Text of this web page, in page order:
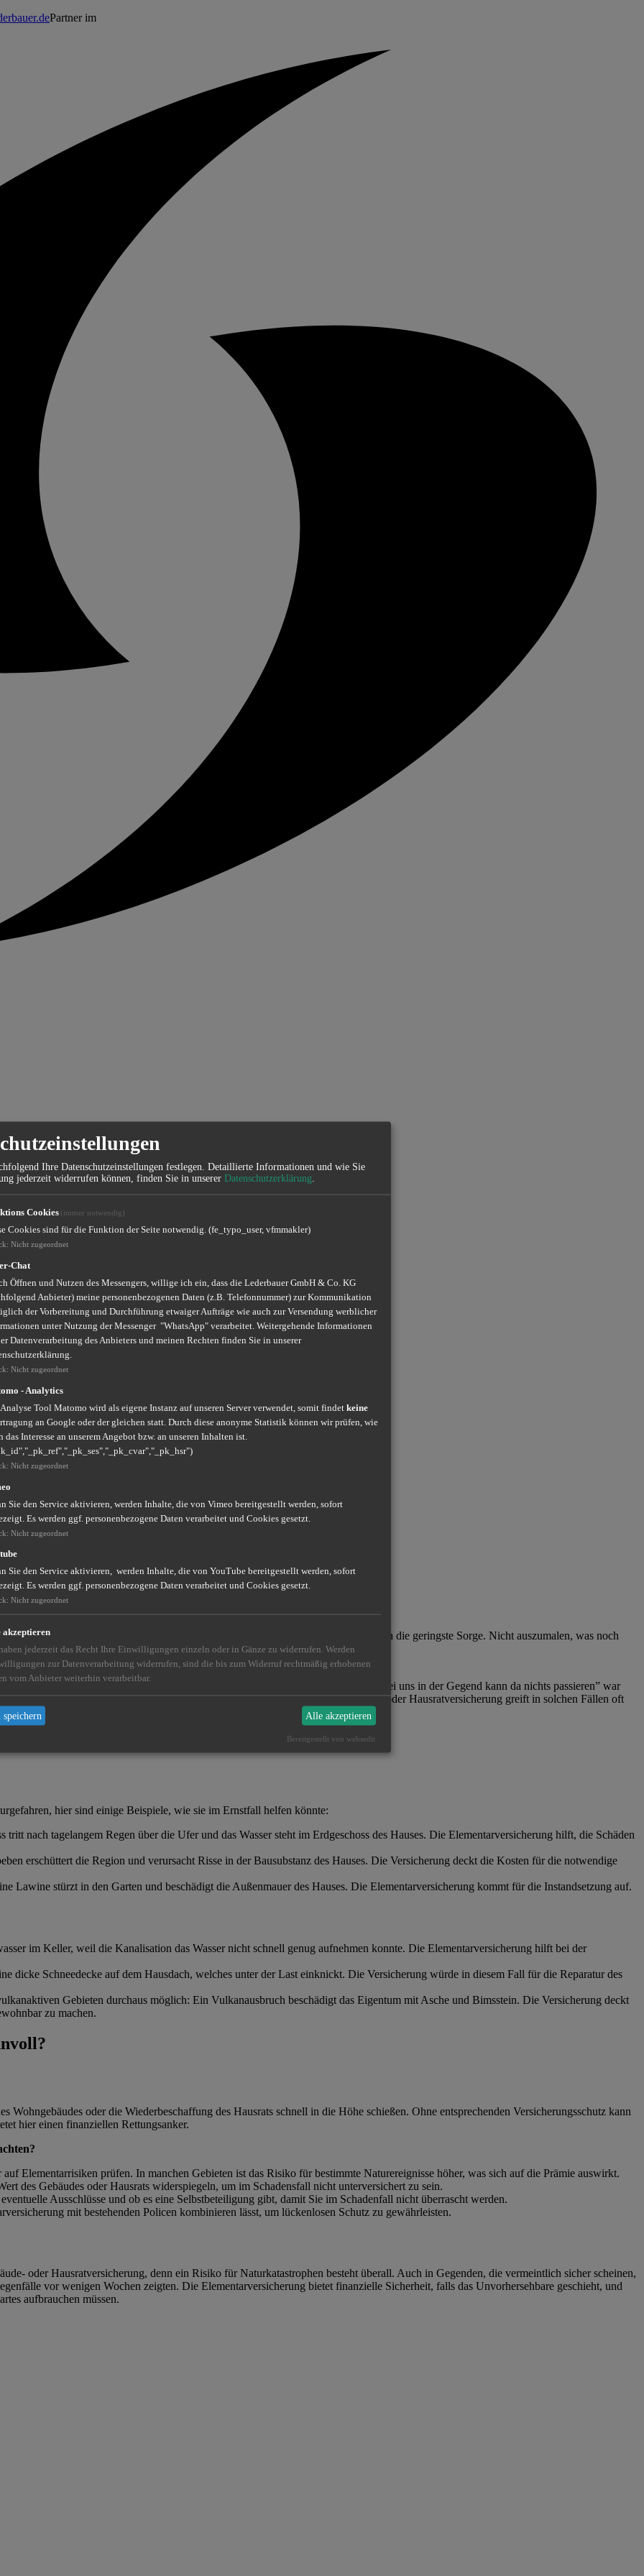
Partner im
in dem die Tomaten vor Kurzem noch sprießten, ist hinüber. Und das ist noch die geringste Sorge. Nicht auszumalen, was noch
konfrontiert wurden, sei es in den Nachrichten oder auch direkt persönlich. “Bei uns in der Gegend kann da nichts passieren” war
anrichten.Immer und überall. Die Basisabsicherung durch eine Wohngebäude- oder Hausratversicherung greift in solchen Fällen oft
dieElementarversicherung
hier sind einige Beispiele, wie sie im Ernstfall helfen könnte:
tritt nach tagelangem Regen über die Ufer und das Wasser steht im Erdgeschoss des Hauses. Die Elementarversicherung hilft, die Schäden
erschüttert die Region und verursacht Risse in der Bausubstanz des Hauses. Die Versicherung deckt die Kosten für die notwendige
Lawine stürzt in den Garten und beschädigt die Außenmauer des Hauses. Die Elementarversicherung kommt für die Instandsetzung auf.
im Keller, weil die Kanalisation das Wasser nicht schnell genug aufnehmen konnte. Die Elementarversicherung hilft bei der
dicke Schneedecke auf dem Hausdach, welches unter der Last einknickt. Die Versicherung würde in diesem Fall für die Reparatur des
Gebieten durchaus möglich: Ein Vulkanausbruch beschädigt das Eigentum mit Asche und Bimsstein. Die Versicherung deckt
zu machen.
Wohngebäudes oder die Wiederbeschaffung des Hausrats schnell in die Höhe schießen. Ohne entsprechenden Versicherungsschutz kann
hier einen finanziellen Rettungsanker.
Elementarrisiken prüfen. In manchen Gebieten ist das Risiko für bestimmte Naturereignisse höher, was sich auf die Prämie auswirkt.
des Gebäudes oder Hausrats widerspiegeln, um im Schadensfall nicht unterversichert zu sein.
Ausschlüsse und ob es eine Selbstbeteiligung gibt, damit Sie im Schadenfall nicht überrascht werden.
mit bestehenden Policen kombinieren lässt, um lückenlosen Schutz zu gewährleisten.
oder Hausratversicherung, denn ein Risiko für Naturkatastrophen besteht überall. Auch in Gegenden, die vermeintlich sicher scheinen,
vor wenigen Wochen zeigten. Die Elementarversicherung bietet finanzielle Sicherheit, falls das Unvorhersehbare geschieht, und
aufbrauchen müssen.
Ihre Datenschutzeinstellungen festlegen. Detaillierte Informationen und wie Sie
jederzeit widerrufen können, finden Sie in unserer Datenschutzerklärung
Cookies (immer notwendig)
Cookies sind für die Funktion der Seite notwendig. (fe_typo_user, vfmmakler)
: Nicht zugeordnet
Chat
Öffnen und Nutzen des Messengers, willige ich ein, dass die Lederbauer GmbH & Co. KG
Anbieter) meine personenbezogenen Daten (z.B. Telefonnummer) zur Kommunikation
der Vorbereitung und Durchführung etwaiger Aufträge wie auch zur Versendung werblicher
unter Nutzung der Messenger "WhatsApp" verarbeitet. Weitergehende Informationen
Datenverarbeitung des Anbieters und meinen Rechten finden Sie in unserer
: Nicht zugeordnet
- Analytics
Analyse Tool Matomo wird als eigene Instanz auf unseren Server verwendet, somit findet keine
an Google oder der gleichen statt. Durch diese anonyme Statistik können wir prüfen, wie
das Interesse an unserem Angebot bzw. an unseren Inhalten ist.
: Nicht zugeordnet
Sie den Service aktivieren, werden Inhalte, die von Vimeo bereitgestellt werden, sofort
Es werden ggf. personenbezogene Daten verarbeitet und Cookies gesetzt.
: Nicht zugeordnet
Sie den Service aktivieren, werden Inhalte, die von YouTube bereitgestellt werden, sofort
Es werden ggf. personenbezogene Daten verarbeitet und Cookies gesetzt.
: Nicht zugeordnet
akzeptieren
jederzeit das Recht Ihre Einwilligungen einzeln oder in Gänze zu widerrufen. Werden
zur Datenverarbeitung widerrufen, sind die bis zum Widerruf rechtmäßig erhobenen
vom Anbieter weiterhin verarbeitbar.
Alle akzeptieren
Bereitgestellt von websedit